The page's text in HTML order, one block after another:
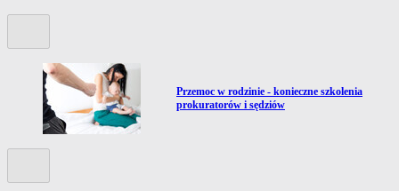
Przejdź do artykułu:
Przemoc w rodzinie - konieczne szkolenia
prokuratorów i sędziów